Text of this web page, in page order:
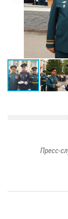
Пресс-